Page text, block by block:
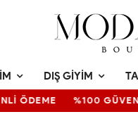
DIŞ GIYIM
ÖDEME %100